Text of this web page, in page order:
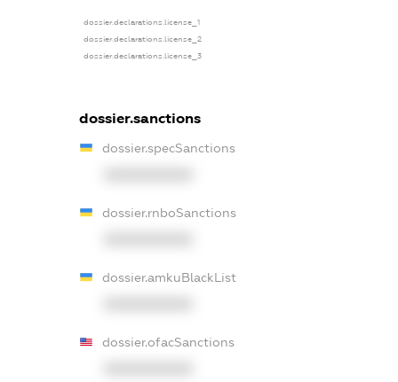
dossier.declarations.license_1
dossier.declarations.license_2
dossier.declarations.license_3
dossier.sanctions
dossier.specSanctions
dossier.rnboSanctions
dossier.amkuBlackList
dossier.ofacSanctions